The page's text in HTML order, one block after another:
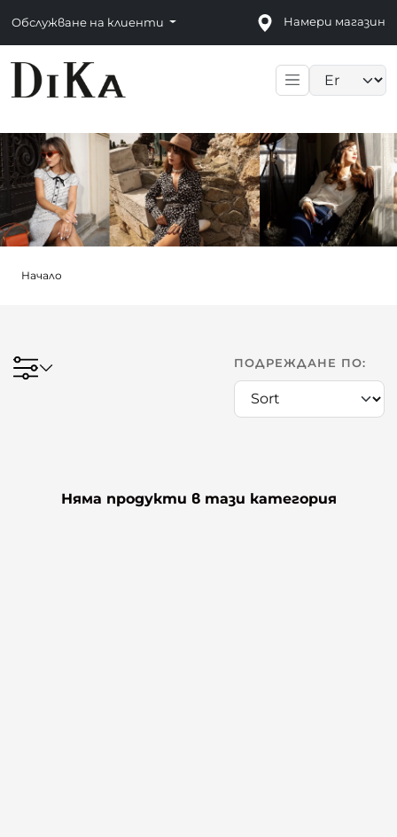
Обслужване на клиенти Намери магазин
Начало
ПОДРЕЖДАНЕ ПО:
Няма продукти в тази категория